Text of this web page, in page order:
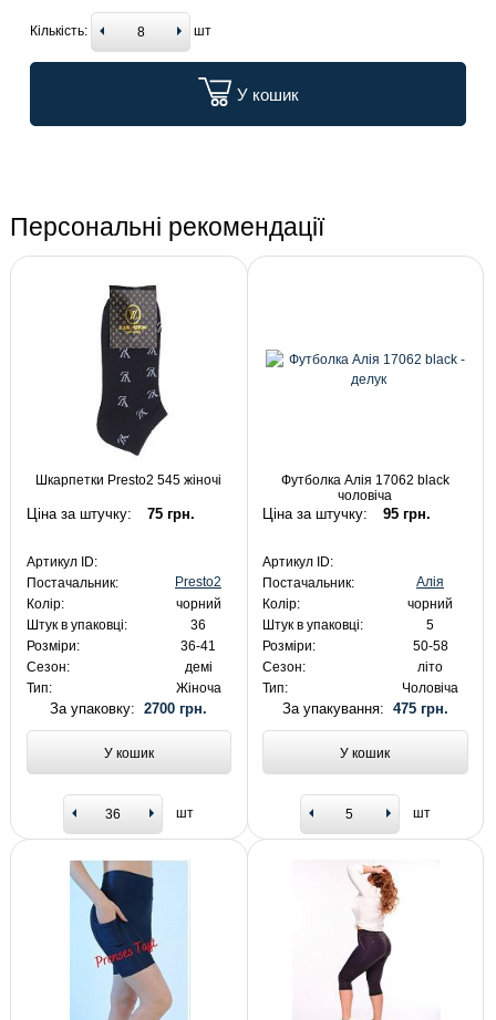
Кількість: шт
У кошик
Персональні рекомендації
Шкарпетки Presto2 545 жіночі
Ціна за штучку: 75 грн.
Артикул ID:
Постачальник:
Presto2
Колір:
чорний
Штук в упаковці:
36
Розміри:
36-41
Сезон:
демі
Тип:
Жіноча
За упаковку:2700 грн.
У кошик
шт
Футболка Алія 17062 black
чоловіча
Ціна за штучку: 95 грн.
Артикул ID:
Постачальник:
Алія
Колір:
чорний
Штук в упаковці:
5
Розміри:
50-58
Сезон:
літо
Тип:
Чоловіча
За упакування: 475 грн.
У кошик
шт